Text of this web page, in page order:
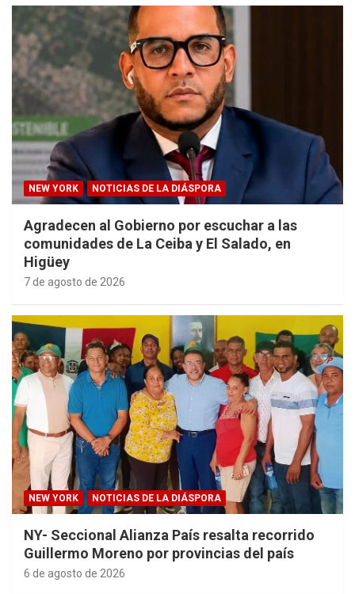
NEW YORK NOTICIAS DE LA DIÁSPORA
Agradecen al Gobierno por escuchar a las
comunidades de La Ceiba y El Salado, en
Higüey
7 de agosto de 2026
NEW YORK NOTICIAS DE LA DIÁSPORA
NY- Seccional Alianza País resalta recorrido
Guillermo Moreno por provincias del país
6 de agosto de 2026